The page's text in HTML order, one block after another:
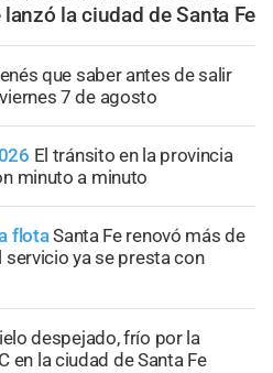
la ciudad de Santa Fe
que saber antes de salir
7 de agosto
El tránsito en la provincia
minuto a minuto
flotaSanta Fe renovó más de
ya se presta con
despejado, frío por la
en la ciudad de Santa Fe